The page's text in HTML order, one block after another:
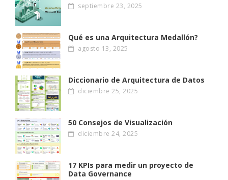
septiembre 23, 2025
Qué es una Arquitectura Medallón?
agosto 13, 2025
Diccionario de Arquitectura de Datos
diciembre 25, 2025
50 Consejos de Visualización
diciembre 24, 2025
17 KPIs para medir un proyecto de
Data Governance